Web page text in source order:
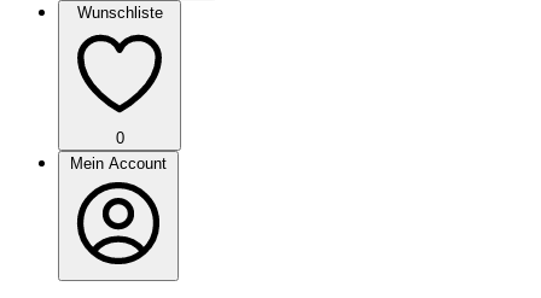
Wunschliste
0
Mein Account